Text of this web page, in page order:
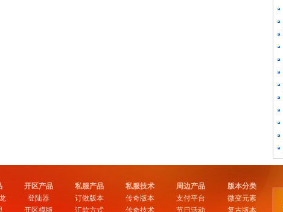
开区产品
登陆器
开区模版
私服产品
订做版本
汇款方式
私服技术
传奇版本
传奇技术
周边产品
支付平台
节日活动
版本分类
微变元素
复古版本